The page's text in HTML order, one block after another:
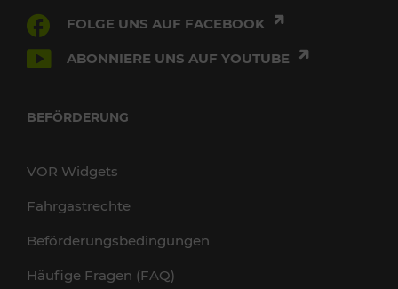
FOLGE UNS AUF FACEBOOK
ABONNIERE UNS AUF YOUTUBE
BEFÖRDERUNG
VOR Widgets
Fahrgastrechte
Beförderungsbedingungen
Häufige Fragen (FAQ)